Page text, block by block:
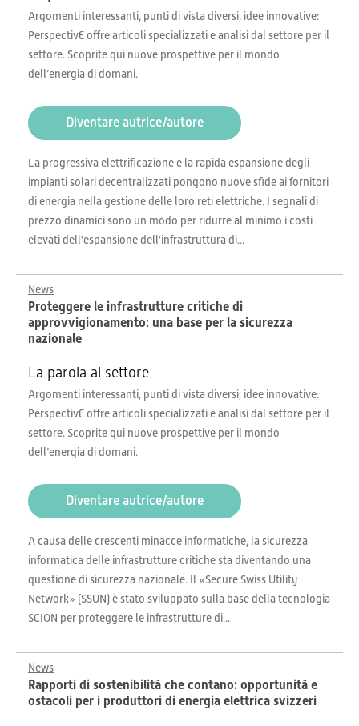
Argomenti interessanti, punti di vista diversi, idee innovative:
PerspectivE offre articoli specializzati e analisi dal settore per il
settore. Scoprite qui nuove prospettive per il mondo
dell’energia di domani.
Diventare autrice/autore
La progressiva elettrificazione e la rapida espansione degli
impianti solari decentralizzati pongono nuove sfide ai fornitori
di energia nella gestione delle loro reti elettriche. I segnali di
prezzo dinamici sono un modo per ridurre al minimo i costi
elevati dell'espansione dell'infrastruttura di...
News
Proteggere le infrastrutture critiche di
approvvigionamento: una base per la sicurezza
nazionale
La parola al settore
Argomenti interessanti, punti di vista diversi, idee innovative:
PerspectivE offre articoli specializzati e analisi dal settore per il
settore. Scoprite qui nuove prospettive per il mondo
dell’energia di domani.
Diventare autrice/autore
A causa delle crescenti minacce informatiche, la sicurezza
informatica delle infrastrutture critiche sta diventando una
questione di sicurezza nazionale. Il «Secure Swiss Utility
Network» (SSUN) è stato sviluppato sulla base della tecnologia
SCION per proteggere le infrastrutture di...
News
Rapporti di sostenibilità che contano: opportunità e
ostacoli per i produttori di energia elettrica svizzeri